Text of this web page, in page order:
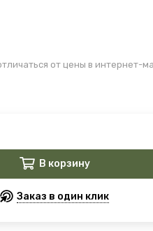
от цены в интернет-
В корзину
Заказ в один клик